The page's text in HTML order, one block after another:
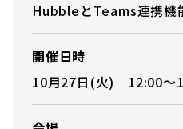
HubbleとTeams連携機
開催日時
10月27日(火) 12:00〜